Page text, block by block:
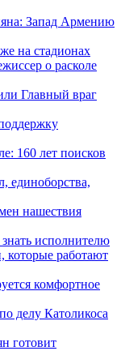
Запад Армению
на стадионах
о расколе
Главный враг
160 лет поисков
единоборства,
нашествия
исполнителю
которые работают
комфортное
делу Католикоса
готовит